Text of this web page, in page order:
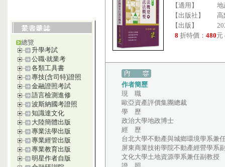
總覽
升學考試
公職‧就業考
各類工具書
專技(含司特)證照
金融證照考試
語言檢測進修
波斯納國考證照
知識達文化
大陸簡體出版
專業法學出版
專業經管出版
專業教育出版
明星作者自版
【適用】
【出版社】
高
【出版】
8 折特價： 480元
作者簡歷
現 職
歐亞資產評價集團總裁
學 歷
政治大學地政博士
經 歷
台北大學不動產與城鄉環境學系兼
屏東商業技術學院不動產經營學系
文化大學土地資源學系兼任副教授